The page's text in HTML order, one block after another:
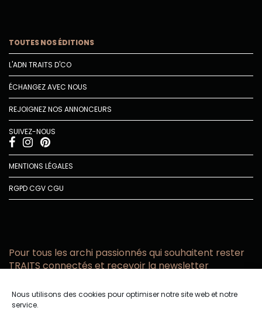
Nous utilisons des cookies pour optimiser notre site web et notre
service.
TOUTES NOS ÉDITIONS
L'ADN TRAITS D'CO
ÉCHANGEZ AVEC NOUS
REJOIGNEZ NOS ANNONCEURS
SUIVEZ-NOUS
MENTIONS LÉGALES
RGPDCGVCGU
Pour tous les archi passionnés qui souhaitent rester
TRAITS connectés et recevoir la newsletter
email